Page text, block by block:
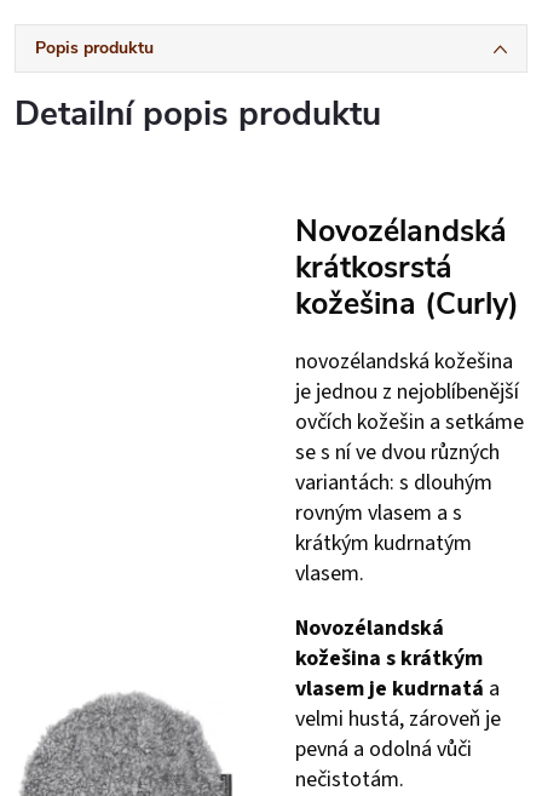
Popis produktu
Detailní popis produktu
Novozélandská
krátkosrstá
kožešina (Curly)
novozélandská kožešina
je jednou z nejoblíbenější
ovčích kožešin a setkáme
se s ní ve dvou různých
variantách: s dlouhým
rovným vlasem a s
krátkým kudrnatým
vlasem.
Novozélandská
kožešina s krátkým
vlasem je kudrnatá a
velmi hustá, zároveň je
pevná a odolná vůči
nečistotám.